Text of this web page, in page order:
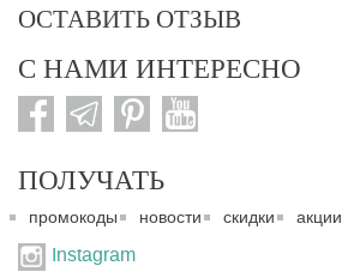
ОСТАВИТЬ ОТЗЫВ
С НАМИ ИНТЕРЕСНО
ПОЛУЧАТЬ
промокоды новости скидки акции
Instagram